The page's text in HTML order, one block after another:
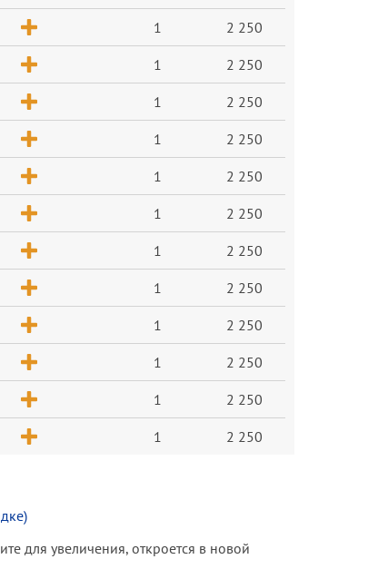
1 2 250
1 2 250
1 2 250
1 2 250
1 2 250
1 2 250
1 2 250
1 2 250
1 2 250
1 2 250
1 2 250
1 2 250
для увеличения, откроется в новой